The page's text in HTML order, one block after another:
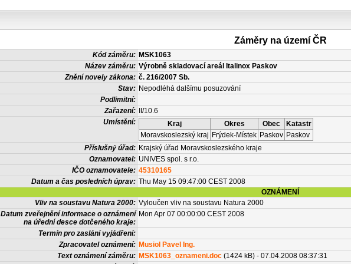
Záměry na území ČR
Kód záměru: MSK1063
Název záměru: Výrobně skladovací areál Italinox Paskov
Znění novely zákona: č. 216/2007 Sb.
Stav: Nepodléhá dalšímu posuzování
Podlimitní:
Zařazení:
II/10.6
Umístění:
Kraj Okres Obec
Katastr
Moravskoslezský kraj Frýdek-Místek Paskov Paskov
Příslušný úřad: Krajský úřad Moravskoslezského kraje
Oznamovatel: UNIVES spol. s r.o.
IČO oznamovatele: 45310165
Datum a čas posledních úprav: Thu May 15 09:47:00 CEST 2008
OZNÁMENÍ
Vliv na soustavu Natura 2000: Vyloučen vliv na soustavu Natura 2000
Datum zveřejnění informace o oznámení
na úřední desce dotčeného kraje:
Mon Apr 07 00:00:00 CEST 2008
Termín pro zaslání vyjádření:
Zpracovatel oznámení: Musiol Pavel Ing.
Text oznámení záměru: MSK1063_oznameni.doc (1424 kB) - 07.04.2008 08:37:31